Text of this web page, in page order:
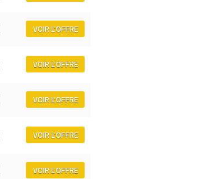
VOIR L'OFFRE
VOIR L'OFFRE
VOIR L'OFFRE
VOIR L'OFFRE
VOIR L'OFFRE